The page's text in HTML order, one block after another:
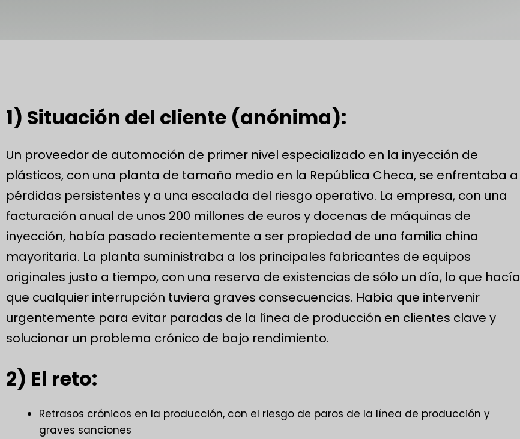
1) Situación del cliente (anónima):
Un proveedor de automoción de primer nivel especializado en la inyección de
plásticos, con una planta de tamaño medio en la República Checa, se enfrentaba a
pérdidas persistentes y a una escalada del riesgo operativo. La empresa, con una
facturación anual de unos 200 millones de euros y docenas de máquinas de
inyección, había pasado recientemente a ser propiedad de una familia china
mayoritaria. La planta suministraba a los principales fabricantes de equipos
originales justo a tiempo, con una reserva de existencias de sólo un día, lo que hacía
que cualquier interrupción tuviera graves consecuencias. Había que intervenir
urgentemente para evitar paradas de la línea de producción en clientes clave y
solucionar un problema crónico de bajo rendimiento.
2) El reto:
Retrasos crónicos en la producción, con el riesgo de paros de la línea de producción y
graves sanciones